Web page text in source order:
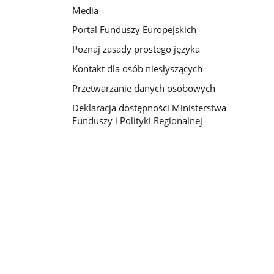
Media
Portal Funduszy Europejskich
Poznaj zasady prostego języka
Kontakt dla osób niesłyszących
Przetwarzanie danych osobowych
Deklaracja dostępności Ministerstwa
Funduszy i Polityki Regionalnej